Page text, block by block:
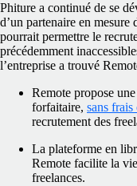
Phiture a continué de se
d’un partenaire en mesure
pourrait permettre le
précédemment
l’entreprise a trouvé
Remote propose
forfaitaire, sans frais
recrutement des
La plateforme en
Remote facilite la
freelances.